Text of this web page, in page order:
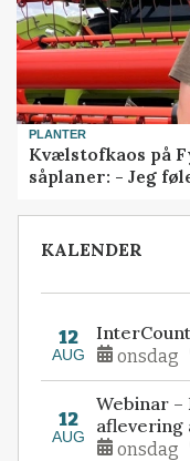
PLANTER
Kvælstofkaos på
såplaner: - Jeg
KALENDER
12
AUG onsdag
12
AUG
Webinar
aflevering
onsdag